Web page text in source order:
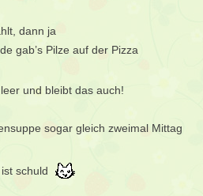
dann ja
gab’s Pilze auf der Pizza
und bleibt das auch!
sogar gleich zweimal Mittag
schuld